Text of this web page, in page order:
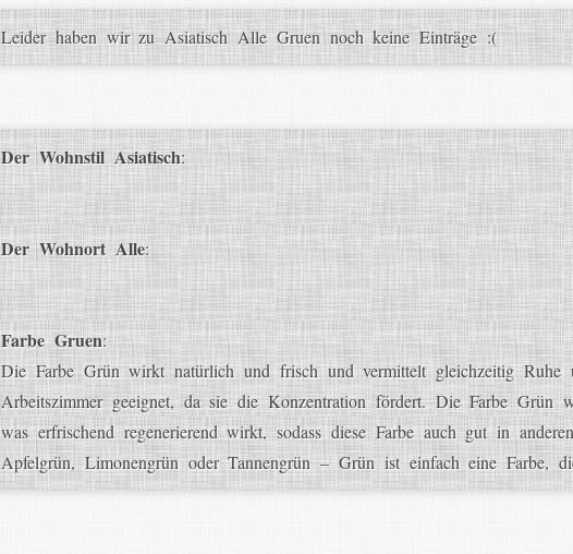
Leider haben wir zu Asiatisch Alle Gruen noch keine Einträge :(
Der Wohnstil Asiatisch:
Der Wohnort Alle:
Farbe Gruen:
Die Farbe Grün wirkt natürlich und frisch und vermittelt gleichzeitig
Arbeitszimmer geeignet, da sie die Konzentration fördert. Die Farbe
was erfrischend regenerierend wirkt, sodass diese Farbe auch gut in
Apfelgrün, Limonengrün oder Tannengrün – Grün ist einfach eine Farbe,